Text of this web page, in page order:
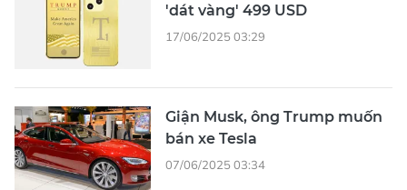
'dát vàng' 499 USD
17/06/2025 03:29
Giận Musk, ông Trump muốn
bán xe Tesla
07/06/2025 03:34